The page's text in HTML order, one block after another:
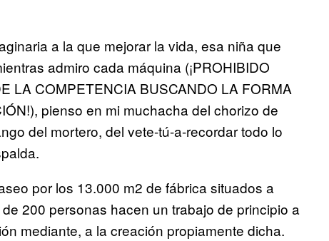
a la que mejorar la vida, esa niña que
admiro cada máquina (¡PROHIBIDO
LA COMPETENCIA BUSCANDO LA FORMA
pienso en mi muchacha del chorizo de
del mortero, del vete-tú-a-recordar todo lo
por los 13.000 m2 de fábrica situados a
200 personas hacen un trabajo de principio a
mediante, a la creación propiamente dicha.